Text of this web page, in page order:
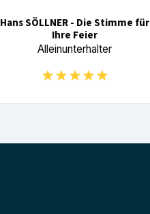
Hans SÖLLNER - Die Stimme für
Ihre Feier
Alleinunterhalter